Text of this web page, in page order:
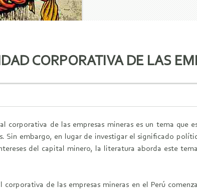
CORPORATIVA DE LAS
corporativa de las empresas mineras es un tema que
Sin embargo, en lugar de investigar el significado
del capital minero, la literatura aborda este
de las empresas mineras en el Perú